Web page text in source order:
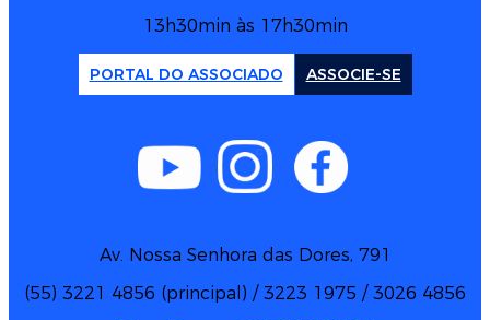
13h30min às 17h30min
PORTAL DO ASSOCIADO ASSOCIE-SE
Av. Nossa Senhora das Dores, 791
(55) 3221 4856 (principal) / 3223 1975 / 3026 4856